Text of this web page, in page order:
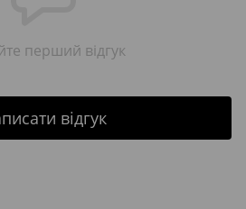
перший відгук
відгук